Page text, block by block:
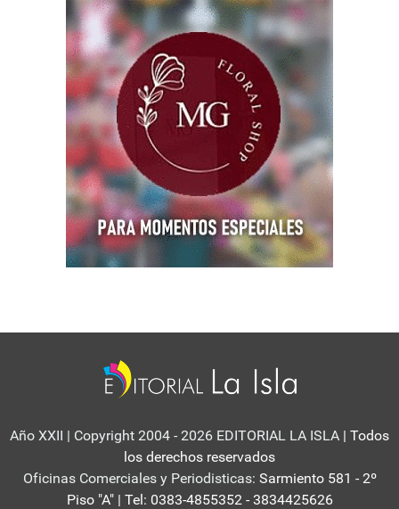
Año XXII | Copyright 2004 - 2026 EDITORIAL LA ISLA | Todos
los derechos reservados
Oficinas Comerciales y Periodisticas: Sarmiento 581 - 2º
Piso "A" | Tel: 0383-4855352 - 3834425626